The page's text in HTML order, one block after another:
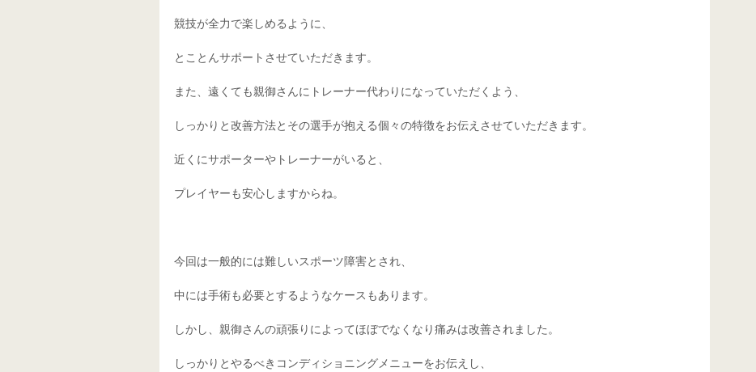
競技が全力で楽しめるように、
とことんサポートさせていただきます。
また、遠くても親御さんにトレーナー代わりになっていただくよう、
しっかりと改善方法とその選手が抱える個々の特徴をお伝えさせていただきます。
近くにサポーターやトレーナーがいると、
プレイヤーも安心しますからね。
今回は一般的には難しいスポーツ障害とされ、
中には手術も必要とするようなケースもあります。
しかし、親御さんの頑張りによってほぼでなくなり痛みは改善されました。
しっかりとやるべきコンディショニングメニューをお伝えし、